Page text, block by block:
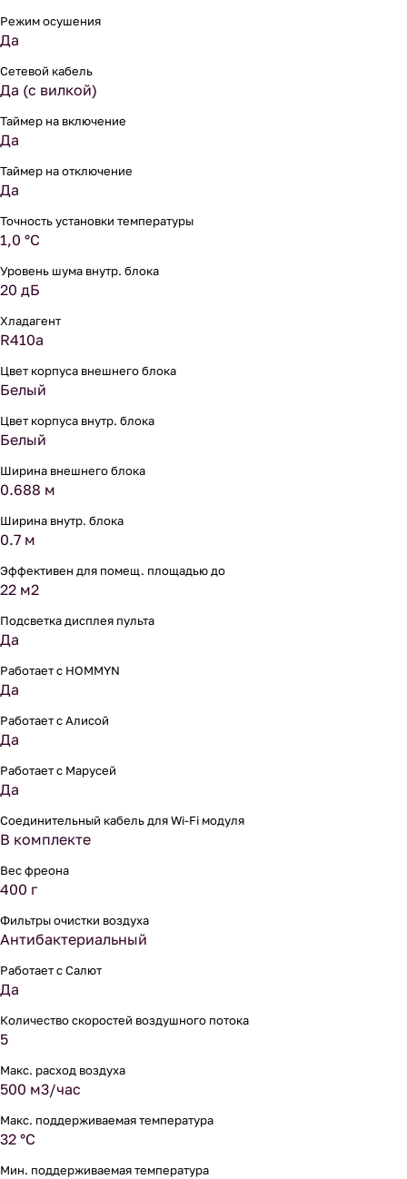
Режим осушения
Да
Сетевой кабель
Да (с вилкой)
Таймер на включение
Да
Таймер на отключение
Да
Точность установки температуры
1,0 °С
Уровень шума внутр. блока
20 дБ
Хладагент
R410a
Цвет корпуса внешнего блока
Белый
Цвет корпуса внутр. блока
Белый
Ширина внешнего блока
0.688 м
Ширина внутр. блока
0.7 м
Эффективен для помещ. площадью до
22 м2
Подсветка дисплея пульта
Да
Работает с HOMMYN
Да
Работает с Алисой
Да
Работает с Марусей
Да
Соединительный кабель для Wi-Fi модуля
В комплекте
Вес фреона
400 г
Фильтры очистки воздуха
Антибактериальный
Работает с Салют
Да
Количество скоростей воздушного потока
5
Макс. расход воздуха
500 м3/час
Макс. поддерживаемая температура
32 °С
Мин. поддерживаемая температура